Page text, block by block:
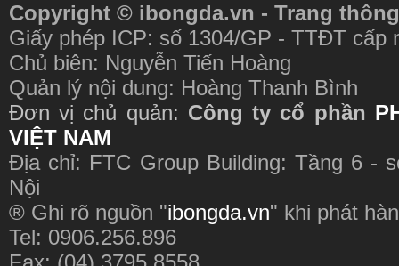
Copyright © ibongda.vn - Trang
Giấy phép ICP: số 1304/GP - TTĐT cấp
Chủ biên: Nguyễn Tiến Hoàng
Quản lý nội dung: Hoàng Thanh Bình
Đơn vị chủ quản: Công ty cổ phần
VIỆT NAM
Địa chỉ: FTC Group Building: Tầng 6 -
Nội
® Ghi rõ nguồn "ibongda.vn" khi phát
Tel: 0906.256.896